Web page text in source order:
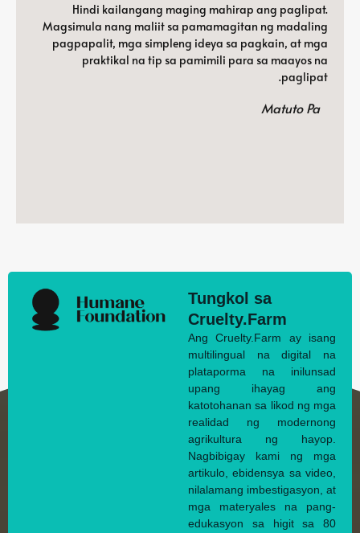
Hindi kailangang maging mahirap ang paglipat.
Magsimula nang maliit sa pamamagitan ng madaling
pagpapalit, mga simpleng ideya sa pagkain, at mga
praktikal na tip sa pamimili para sa maayos na
paglipat.
Matuto Pa
Tungkol sa
Cruelty.Farm
Ang Cruelty.Farm ay isang
multilingual na digital na
plataporma na inilunsad
upang ihayag ang
katotohanan sa likod ng mga
realidad ng modernong
agrikultura ng hayop.
Nagbibigay kami ng mga
artikulo, ebidensya sa video,
nilalamang imbestigasyon, at
mga materyales na pang-
edukasyon sa higit sa 80